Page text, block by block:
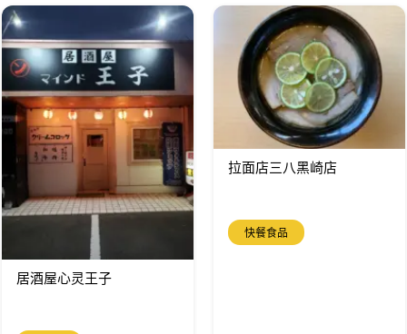
居酒屋心灵王子
拉面店三八黑崎店
快餐食品